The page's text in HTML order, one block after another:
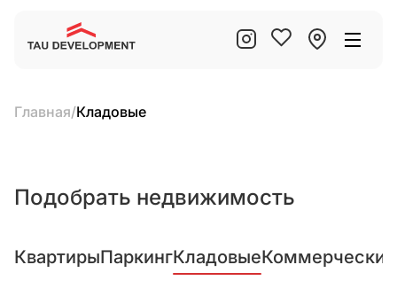
Главная/Кладовые
Подобрать недвижимость
КвартирыПаркингКладовые